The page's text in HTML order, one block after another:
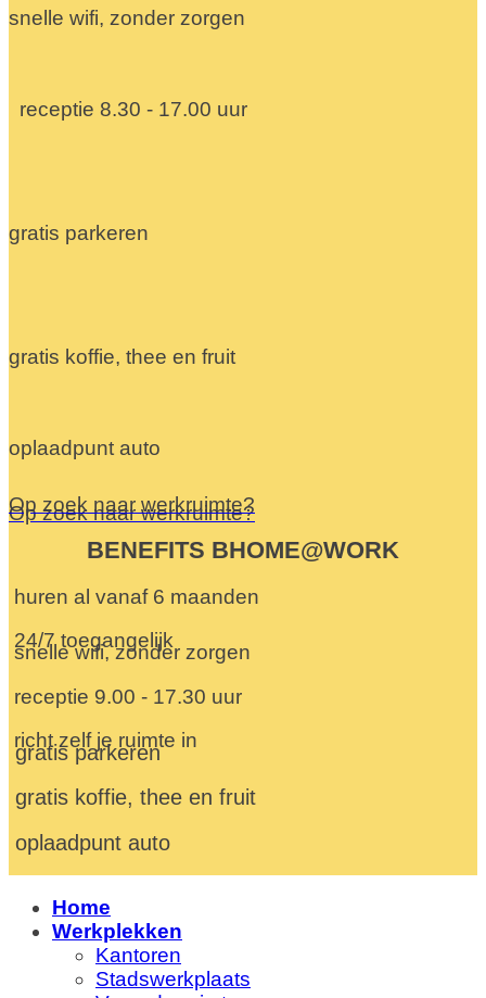
snelle wifi, zonder zorgen
receptie 8.30 - 17.00 uur
gratis parkeren
gratis koffie, thee en fruit
oplaadpunt auto
Op zoek naar werkruimte?
Op zoek naar werkruimte?
BENEFITS BHOME@WORK
huren al vanaf 6 maanden
24/7 toegangelijk
snelle wifi, zonder zorgen
receptie 9.00 - 17.30 uur
richt zelf je ruimte in
gratis parkeren
gratis koffie, thee en fruit
oplaadpunt auto
Home
Werkplekken
Kantoren
Stadswerkplaats